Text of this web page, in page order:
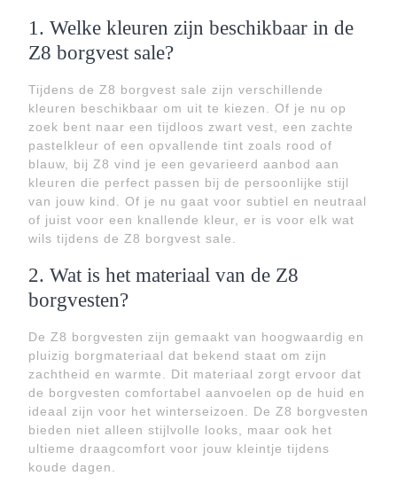
1. Welke kleuren zijn beschikbaar in de
Z8 borgvest sale?
Tijdens de Z8 borgvest sale zijn verschillende
kleuren beschikbaar om uit te kiezen. Of je nu op
zoek bent naar een tijdloos zwart vest, een zachte
pastelkleur of een opvallende tint zoals rood of
blauw, bij Z8 vind je een gevarieerd aanbod aan
kleuren die perfect passen bij de persoonlijke stijl
van jouw kind. Of je nu gaat voor subtiel en neutraal
of juist voor een knallende kleur, er is voor elk wat
wils tijdens de Z8 borgvest sale.
2. Wat is het materiaal van de Z8
borgvesten?
De Z8 borgvesten zijn gemaakt van hoogwaardig en
pluizig borgmateriaal dat bekend staat om zijn
zachtheid en warmte. Dit materiaal zorgt ervoor dat
de borgvesten comfortabel aanvoelen op de huid en
ideaal zijn voor het winterseizoen. De Z8 borgvesten
bieden niet alleen stijlvolle looks, maar ook het
ultieme draagcomfort voor jouw kleintje tijdens
koude dagen.